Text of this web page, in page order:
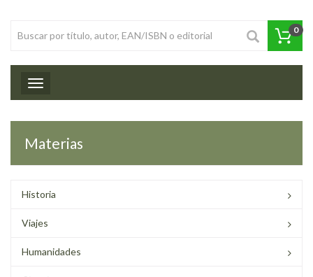
0
Toggle navigation
Materias
Historia
Viajes
Humanidades